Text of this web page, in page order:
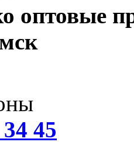
оптовые
45